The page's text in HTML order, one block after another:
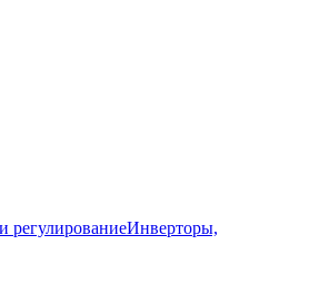
регулированиеИнверторы,